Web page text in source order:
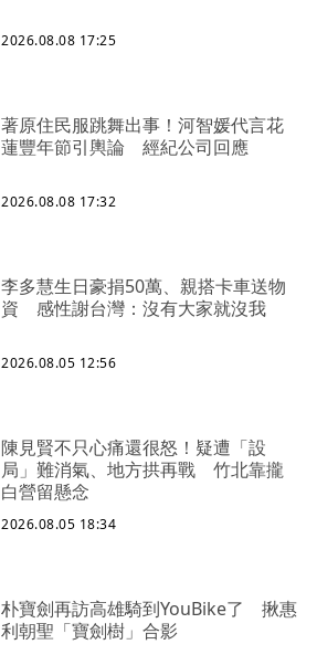
2026.08.08 17:25
著原住民服跳舞出事！河智媛代言花
蓮豐年節引輿論 經紀公司回應
2026.08.08 17:32
李多慧生日豪捐50萬、親搭卡車送物
資 感性謝台灣：沒有大家就沒我
2026.08.05 12:56
陳見賢不只心痛還很怒！疑遭「設
局」難消氣、地方拱再戰 竹北靠攏
白營留懸念
2026.08.05 18:34
朴寶劍再訪高雄騎到YouBike了 揪惠
利朝聖「寶劍樹」合影